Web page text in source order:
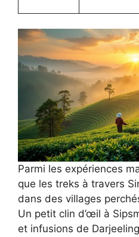
Parmi les expériences
que les treks à travers
dans des villages
Un petit clin d’œil à
et infusions de